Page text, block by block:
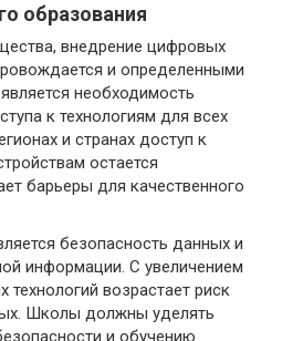
образования
внедрение цифровых
и определенными
необходимость
к технологиям для всех
и странах доступ к
остается
барьеры для качественного
безопасность данных и
информации. С увеличением
возрастает риск
Школы должны уделять
и обучению